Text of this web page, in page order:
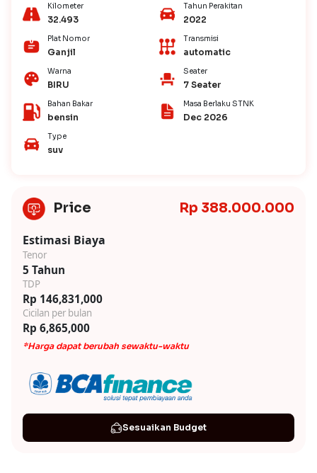
Kilometer
32.493
Tahun Perakitan
2022
Plat Nomor
Ganjil
Transmisi
automatic
Warna
BIRU
Seater
7 Seater
Bahan Bakar
bensin
Masa Berlaku STNK
Dec 2026
Type
suv
Price Rp 388.000.000
Estimasi Biaya
Tenor
5 Tahun
TDP
Rp 146,831,000
Cicilan per bulan
Rp 6,865,000
*Harga dapat berubah sewaktu-waktu
Sesuaikan Budget